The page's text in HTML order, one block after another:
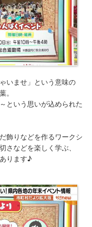
いませ」という意味の
。
という思いが込められた
飾りなどを作るワークシ
さなどを楽しく学ぶ、
ります♪